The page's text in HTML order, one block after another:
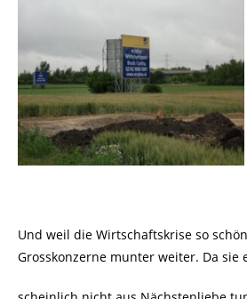
Und weil die Wirtschaftskrise so
Grosskonzerne munter weiter. Da sie